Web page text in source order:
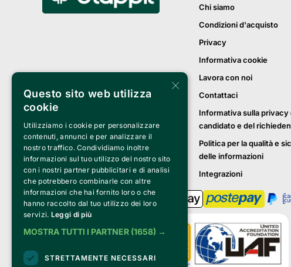
Chi siamo
Condizioni d'acquisto
Privacy
Informativa cookie
Lavora con noi
Contattaci
Informativa sulla privacy
candidato e del
Politica per la qualità e
delle informazioni
Integrazioni
×
Questo sito web utilizza
cookie
Utilizziamo i cookie per personalizzare
contenuti, annunci e per analizzare il
nostro traffico. Condividiamo inoltre
informazioni sul tuo utilizzo del nostro sito
con i nostri partner pubblicitari e di analisi
che potrebbero combinarle con altre
informazioni che hai fornito loro o che
hanno raccolto dal tuo utilizzo dei loro
servizi. Leggi di più
MOSTRA TUTTI I PARTNER (1658) →
STRETTAMENTE NECESSARI